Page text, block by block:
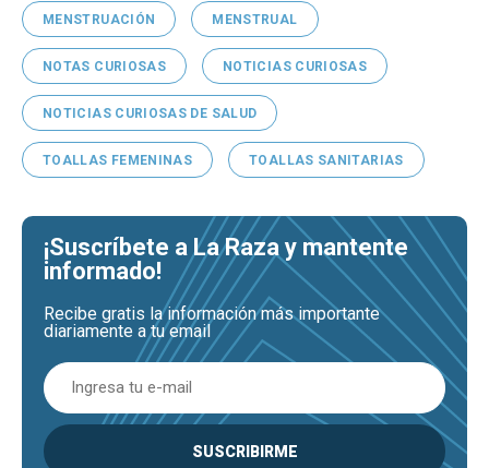
MENSTRUACIÓN MENSTRUAL
NOTAS CURIOSAS NOTICIAS CURIOSAS
NOTICIAS CURIOSAS DE SALUD
TOALLAS FEMENINAS TOALLAS SANITARIAS
¡Suscríbete a La Raza y mantente
informado!
Recibe gratis la información más importante
diariamente a tu email
SUSCRIBIRME